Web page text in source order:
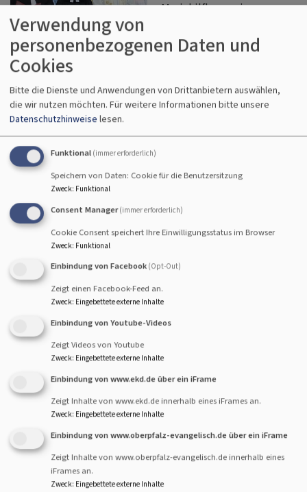
Mariahilfberg, ein
mit mehreren Tausend
Besuchern täglich hat auch heuer wieder ökumenisch
Interessierte zum Gottesdienst auf dem Mariahilfberg in
Amberg gelockt. Etwa 500 Mitfeiernde waren gekommen.
Der evangelische Pfarrer und Ökumenebeauftrage des
Festpredigt.
Pater Maciej Kolanowski eröffnete und leitete den sehr
gut besuchten abendlichen ökumenischen Gottesdienst
am Freitagabend vor der Wallfahrtskirche auf dem
Mariahilfberg in Amberg. Pastoralreferent Carsten
Jakimovicz war Kantor, der Posaunenchor der
Paulananergemeinde unter Leitung von Stefan Felsburg,
der Kirchenchor der Pfarrei Dreifaltigkeit unter Joachim
Rohr-Willner und die Organistin Kathrin Farnbauer
begleiteten die Stunde. Viel Applaus bekam
Festprediger Stefan Fischer, evangelischer Pfarrer von
Hirschau-Ammersricht.
Pfarrer Fischer erinnerte an das 1.700-jährige Jubiläum
des Nizänischen Glaubensbekenntnisses, zu dem sich
aber immer weniger Mitglieder der Kirchen bekennen
Mitglieder als die katholische oder evangelische Kirche
haben, konstatierte er. Verteilt wurde ein scheinbar
atheistisches Bekenntnis, das gemeinsam laut gelesen,
Verwendung von
personenbezogenen Daten und
Cookies
Bitte die Dienste und Anwendungen von Drittanbietern auswählen,
die wir nutzen möchten. Für weitere Informationen bitte unsere
Datenschutzhinweise lesen.
Funktional (immer erforderlich)
Speichern von Daten: Cookie für die Benutzersitzung
Zweck: Funktional
Consent Manager (immer erforderlich)
Cookie Consent speichert Ihre Einwilligungsstatus im Browser
Zweck: Funktional
Einbindung von Facebook (Opt-Out)
Zeigt einen Facebook-Feed an.
Zweck: Eingebettete externe Inhalte
Einbindung von Youtube-Videos
Zeigt Videos von Youtube
Zweck: Eingebettete externe Inhalte
Einbindung von www.ekd.de über ein iFrame
Zeigt Inhalte von www.ekd.de innerhalb eines iFrames an.
Zweck: Eingebettete externe Inhalte
Einbindung von www.oberpfalz-evangelisch.de über ein iFrame
Zeigt Inhalte von www.oberpfalz-evangelisch.de innerhalb eines
iFrames an.
Zweck: Eingebettete externe Inhalte